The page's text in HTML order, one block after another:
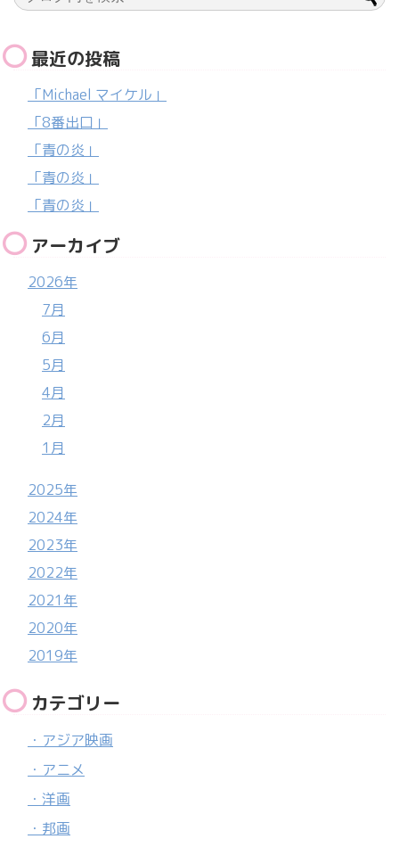
最近の投稿
「Michael マイケル」
「8番出口」
「青の炎」
「青の炎」
「青の炎」
アーカイブ
2026年
7月
6月
5月
4月
2月
1月
2025年
2024年
2023年
2022年
2021年
2020年
2019年
カテゴリー
・アジア映画
・アニメ
・洋画
・邦画